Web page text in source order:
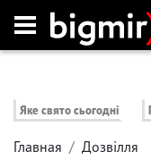
Яке свято сьогодні
Главная Дозвілля